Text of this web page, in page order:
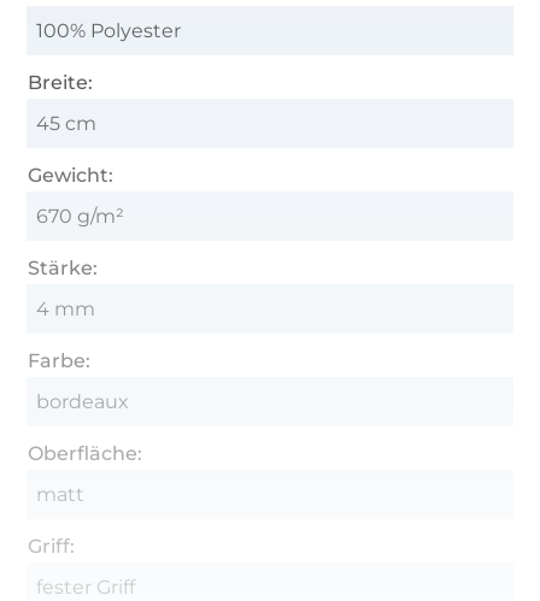
100% Polyester
Breite:
45 cm
Gewicht:
670 g/m²
Stärke:
4 mm
Farbe:
bordeaux
Oberfläche:
matt
Griff:
fester Griff